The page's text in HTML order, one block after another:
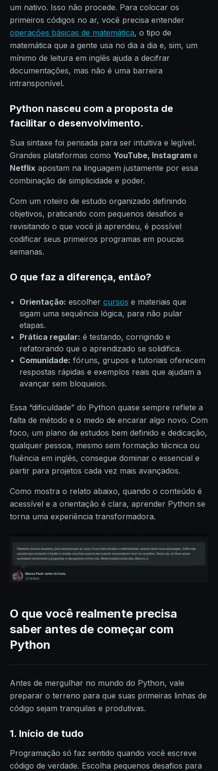
um nativo. Isso não procede. Para colocar os
primeiros códigos no ar, você precisa entender
operações básicas de matemática, o tipo de
matemática que a gente usa no dia a dia e, sim, um
mínimo de leitura em inglês ajuda a decifrar
documentações, mas não é uma barreira
intransponível.
Python nasceu com a proposta de
facilitar o desenvolvimento.
Sua sintaxe foi pensada para ser intuitiva e legível.
Grandes plataformas como YouTube, Instagram e
Netflix apostam na linguagem justamente por essa
combinação de simplicidade e poder.
Com um roteiro de estudo organizado definindo
objetivos, praticando com pequenos desafios e
revisitando o que você já aprendeu, é possível
codificar seus primeiros programas em poucas
semanas.
O que faz a diferença, então?
Orientação: escolher cursos e materiais que
sigam uma sequência lógica, para não pular
etapas.
Prática regular: é testando, corrigindo e
refatorando que o aprendizado se solidifica.
Comunidade: fóruns, grupos e tutoriais oferecem
respostas rápidas e exemplos reais que ajudam a
avançar sem bloqueios.
Essa “dificuldade” do Python quase sempre reflete a
falta de método e o medo de encarar algo novo. Com
foco, um plano de estudos bem definido e dedicação,
qualquer pessoa, mesmo sem formação técnica ou
fluência em inglês, consegue dominar o essencial e
partir para projetos cada vez mais avançados.
Como mostra o relato abaixo, quando o conteúdo é
acessível e a orientação é clara, aprender Python se
torna uma experiência transformadora.
O que você realmente precisa
saber antes de começar com
Python
Antes de mergulhar no mundo do Python, vale
preparar o terreno para que suas primeiras linhas de
código sejam tranquilas e produtivas.
1. Início de tudo
Programação só faz sentido quando você escreve
código de verdade. Escolha pequenos desafios para